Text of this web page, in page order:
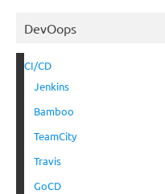
DevOops
CI/CD
Jenkins
Bamboo
TeamCity
Travis
GoCD